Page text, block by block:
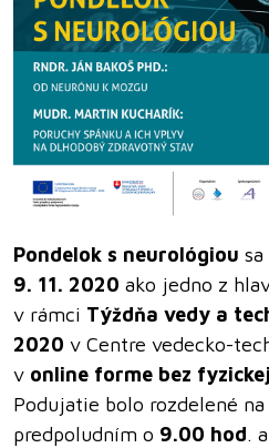
Pondelok s neurológiou
9. 11. 2020 ako jedno z
v rámci Týždňa vedy a
2020 v Centre vedecko-
v online forme bez
Podujatie bolo rozdelené na
predpoludním o 9.00 hod.